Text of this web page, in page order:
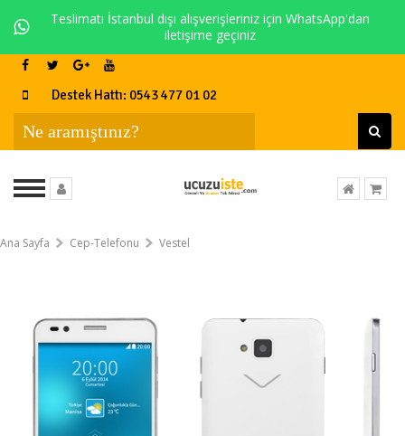
Teslimatı İstanbul dışı alışverişleriniz için WhatsApp'dan
iletişime geçiniz
Destek Hattı: 0543 477 01 02
Ana Sayfa Cep-Telefonu Vestel